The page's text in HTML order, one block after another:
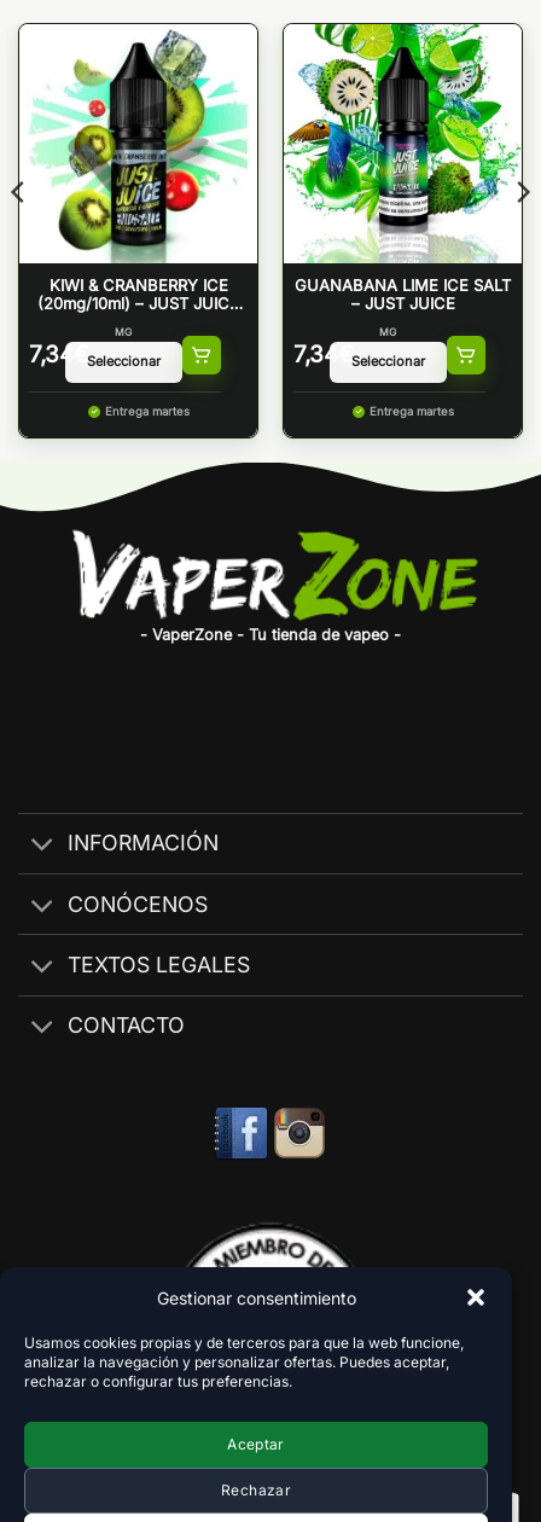
Gestionar consentimiento
Usamos cookies propias y de terceros para que la web funcione,
analizar la navegación y personalizar ofertas. Puedes aceptar,
rechazar o configurar tus preferencias.
Aceptar
Rechazar
KIWI & CRANBERRY ICE
(20mg/10ml) – JUST JUICE
7,34 €
MG
Entrega martes
GUANABANA LIME ICE SALT
– JUST JUICE
7,34 €
MG
Entrega martes
- VaperZone - Tu tienda de vapeo -
INFORMACIÓN
CONÓCENOS
TEXTOS LEGALES
CONTACTO